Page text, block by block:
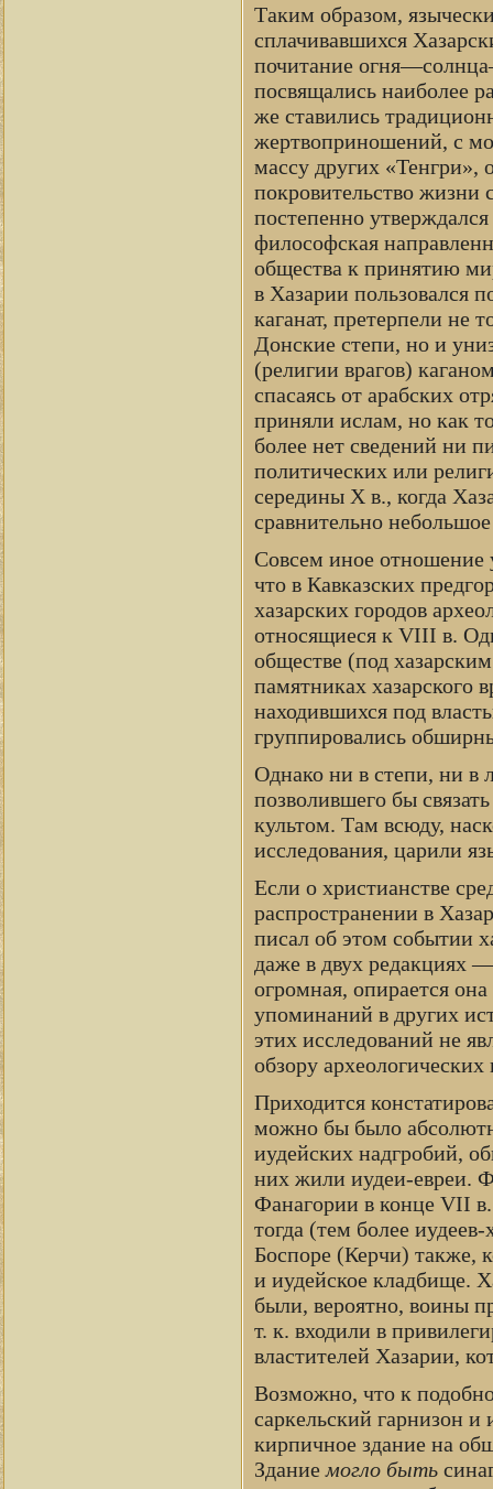
Таким образом,
сплачивавшихся
почитание
посвящались наиболее
же ставились
жертвоприношений, с
массу других «Тенгри»,
покровительство жизни
постепенно
философская
общества к принятию
в Хазарии пользовался
каганат, претерпели не
Донские степи, но и
(религии врагов)
спасаясь от арабских
приняли ислам, но как
более нет сведений ни
политических или
середины X в., когда
сравнительно
Совсем иное отношение
что в Кавказских
хазарских городов
относящиеся к VIII в.
обществе (под
памятниках хазарского
находившихся под
группировались
Однако ни в степи, ни в
позволившего бы
культом. Там всюду,
исследования, царили
Если о христианстве
распространении в
писал об этом событии
даже в двух редакциях
огромная, опирается
упоминаний в других
этих исследований не
обзору
Приходится
можно бы было
иудейских надгробий,
них жили иудеи-евреи.
Фанагории в конце VII
тогда (тем более
Боспоре (Керчи) также,
и иудейское кладбище.
были, вероятно, воины
т. к. входили в
властителей Хазарии,
Возможно, что к
саркельский гарнизон
кирпичное здание на
Зданиемогло быть